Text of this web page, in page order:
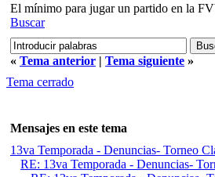
El mínimo para jugar un partido en la
Buscar
« Tema anterior | Tema siguiente »
Tema cerrado
Mensajes en este tema
13va Temporada - Denuncias- Torneo
RE: 13va Temporada - Denuncias-